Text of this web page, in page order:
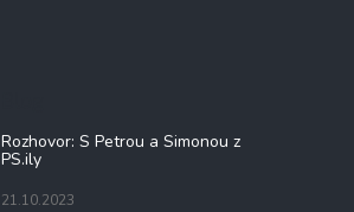
Rozhovor: S Petrou a Simonou z
PS.ily
21.10.2023